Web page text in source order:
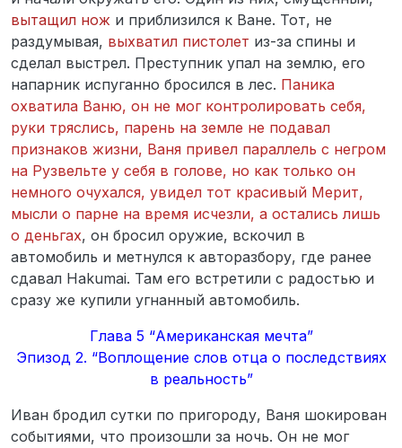
вытащил нож и приблизился к Ване. Тот, не
раздумывая, выхватил пистолет из-за спины и
сделал выстрел. Преступник упал на землю, его
напарник испуганно бросился в лес. Паника
охватила Ваню, он не мог контролировать себя,
руки тряслись, парень на земле не подавал
признаков жизни, Ваня привел параллель с негром
на Рузвельте у себя в голове, но как только он
немного очухался, увидел тот красивый Мерит,
мысли о парне на время исчезли, а остались лишь
о деньгах, он бросил оружие, вскочил в
автомобиль и метнулся к авторазбору, где ранее
сдавал Hakumai. Там его встретили с радостью и
сразу же купили угнанный автомобиль.
Глава 5 “Американская мечта”
Эпизод 2. “Воплощение слов отца о последствиях
в реальность”
Иван бродил сутки по пригороду, Ваня шокирован
событиями, что произошли за ночь. Он не мог